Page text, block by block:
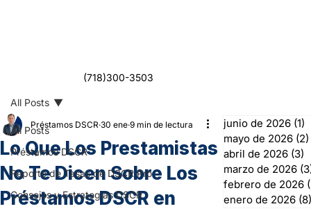
(718)300-3503
All Posts
Préstamos DSCR
Reporte de Tasas de DSCR Pro
Consejos y Estrategias DSCR
All Posts
Lo Que Los Prestamistas
No Te Dicen Sobre Los
Préstamos DSCR en
Préstamos DSCR 30 ene 9 min de lectura junio de 2026 (1)
mayo de 2026 (2)
abril de 2026 (3)
marzo de 2026
febrero de 2026
enero de 2026 (8)